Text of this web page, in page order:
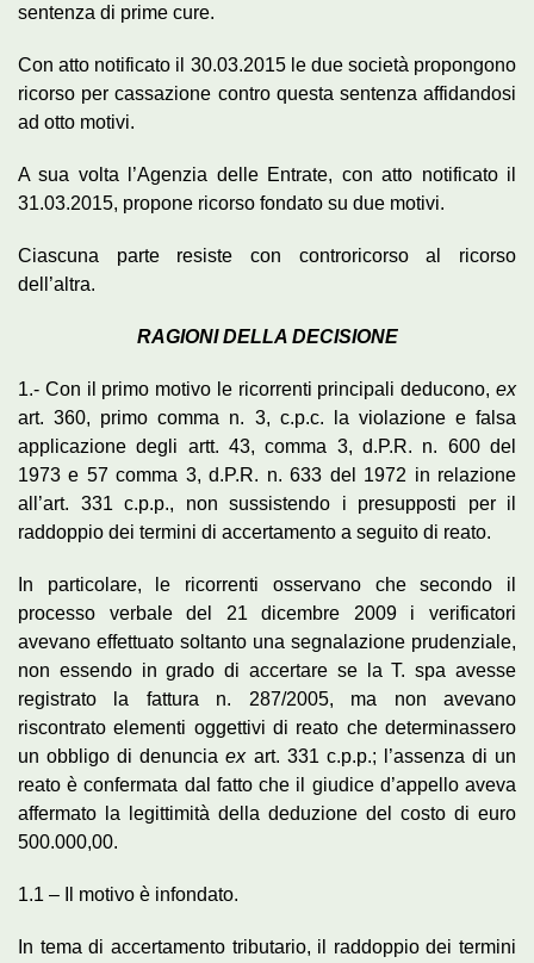
sentenza di prime cure.
Con atto notificato il 30.03.2015 le due società propongono
ricorso per cassazione contro questa sentenza affidandosi
ad otto motivi.
A sua volta l’Agenzia delle Entrate, con atto notificato il
31.03.2015, propone ricorso fondato su due motivi.
Ciascuna parte resiste con controricorso al ricorso
dell’altra.
RAGIONI DELLA DECISIONE
1.- Con il primo motivo le ricorrenti principali deducono, ex
art. 360, primo comma n. 3, c.p.c. la violazione e falsa
applicazione degli artt. 43, comma 3, d.P.R. n. 600 del
1973 e 57 comma 3, d.P.R. n. 633 del 1972 in relazione
all’art. 331 c.p.p., non sussistendo i presupposti per il
raddoppio dei termini di accertamento a seguito di reato.
In particolare, le ricorrenti osservano che secondo il
processo verbale del 21 dicembre 2009 i verificatori
avevano effettuato soltanto una segnalazione prudenziale,
non essendo in grado di accertare se la T. spa avesse
registrato la fattura n. 287/2005, ma non avevano
riscontrato elementi oggettivi di reato che determinassero
un obbligo di denunciaex art. 331 c.p.p.; l’assenza di un
reato è confermata dal fatto che il giudice d’appello aveva
affermato la legittimità della deduzione del costo di euro
500.000,00.
1.1 – Il motivo è infondato.
In tema di accertamento tributario, il raddoppio dei termini